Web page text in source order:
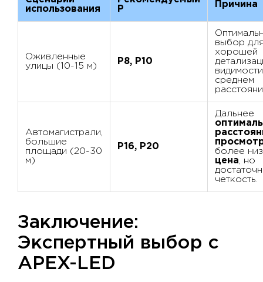
использования
P
Причина
Оживленные
улицы (10-15 м)
P8, P10
выбор
хорошей
среднем
Автомагистрали,
большие
площади (20-30
м)
P16, P20
Дальнее
более
цена, но
четкость.
​Заключение:
Экспертный выбор с
APEX-LED